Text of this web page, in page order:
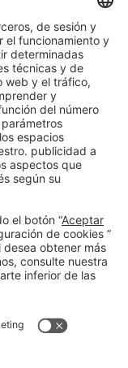
Chemistry